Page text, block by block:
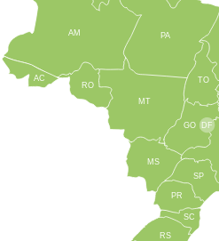
TO
PA
AM
AC
RO
MT
MS
GO
PR
SC
RS
SP
DF